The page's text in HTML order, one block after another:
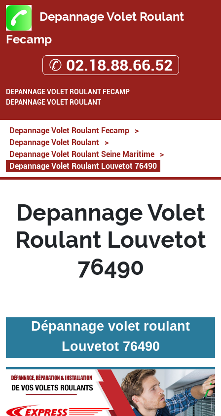
Depannage Volet Roulant
Fecamp
✆ 02.18.88.66.52
DEPANNAGE VOLET ROULANT FECAMP
DEPANNAGE VOLET ROULANT
Depannage Volet Roulant Fecamp
>
Depannage Volet Roulant
>
Depannage Volet Roulant Seine Maritime
>
Depannage Volet Roulant Louvetot 76490
Depannage Volet
Roulant Louvetot
76490
Dépannage volet roulant
Louvetot 76490